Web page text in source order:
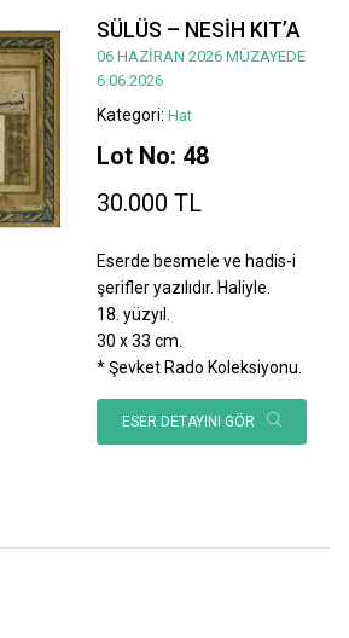
SÜLÜS – NESİH KIT’A
06 HAZİRAN 2026 MÜZAYEDE
6.06.2026
Kategori: Hat
Lot No: 48
30.000 TL
Eserde besmele ve hadis-i
şerifler yazılıdır. Haliyle.
18. yüzyıl.
30 x 33 cm.
* Şevket Rado Koleksiyonu.
ESER DETAYINI GÖR